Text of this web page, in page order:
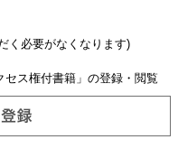
く必要がなくなります)
セス権付書籍」の登録・閲覧